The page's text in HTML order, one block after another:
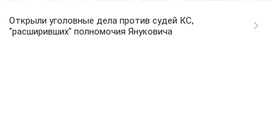
Открыли уголовные дела против судей КС,
"расширивших" полномочия Януковича